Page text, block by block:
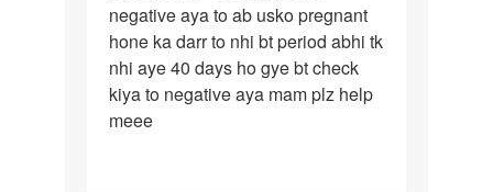
k
sath
sex
negative aya to ab usko pregnant
hone ka darr to nhi bt period abhi tk
nhi aye 40 days ho gye bt check
kiya to negative aya mam plz help
meee